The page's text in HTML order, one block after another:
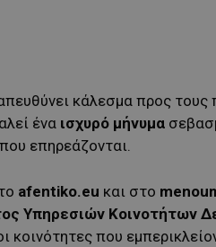
κάλεσμα προς τους
ένα ισχυρό μήνυμα
επηρεάζονται.
afentiko.eu και στο
Υπηρεσιών Κοινοτήτων
κοινότητες που